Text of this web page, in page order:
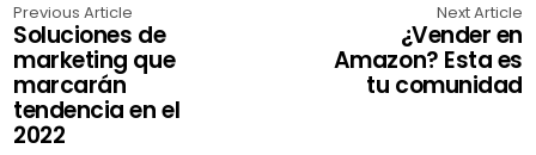
Previous Article
Soluciones de
marketing que
marcarán
tendencia en el
2022
Next Article
¿Vender en
Amazon? Esta es
tu comunidad